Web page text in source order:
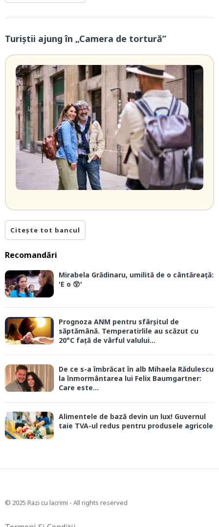
Turiștii ajung în „Camera de tortură”
Citește tot bancul
Recomandări
Mirabela Grădinaru, umilită de o cântăreață:
'E o 😲'
Prognoza ANM pentru sfârșitul de
săptămână. Temperatirlile au scăzut cu
20°C față de vârful valului...
De ce s-a îmbrăcat în alb Mihaela Rădulescu
la înmormântarea lui Felix Baumgartner:
Care este...
Alimentele de bază devin un lux! Guvernul
taie TVA-ul redus pentru produsele agricole
© 2025 Razi cu lacrimi - All rights reserved